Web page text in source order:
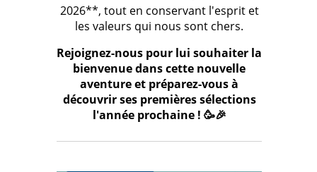
2026**, tout en conservant l'esprit et
les valeurs qui nous sont chers.
Rejoignez-nous pour lui souhaiter la
bienvenue dans cette nouvelle
aventure et préparez-vous à
découvrir ses premières sélections
l'année prochaine ! 🥳🎉